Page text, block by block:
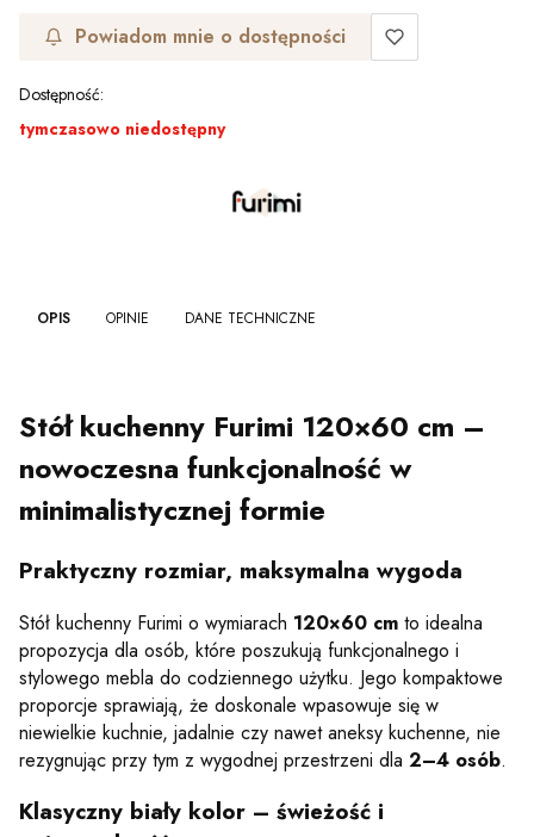
Powiadom mnie o dostępności
Dostępność:
tymczasowo niedostępny
OPIS OPINIE DANE TECHNICZNE
Stół kuchenny Furimi 120×60 cm –
nowoczesna funkcjonalność w
minimalistycznej formie
Praktyczny rozmiar, maksymalna wygoda
Stół kuchenny Furimi o wymiarach 120×60 cm to idealna
propozycja dla osób, które poszukują funkcjonalnego i
stylowego mebla do codziennego użytku. Jego kompaktowe
proporcje sprawiają, że doskonale wpasowuje się w
niewielkie kuchnie, jadalnie czy nawet aneksy kuchenne, nie
rezygnując przy tym z wygodnej przestrzeni dla 2–4 osób.
Klasyczny biały kolor – świeżość i